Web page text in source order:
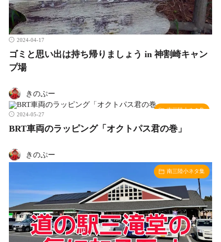
2024-04-17
ゴミと思い出は持ち帰りましょう in 神割崎キャン
プ場
きのぷー
南三陸小ネタ集
2024-05-27
BRT車両のラッピング「オクトパス君の巻」
きのぷー
南三陸小ネタ集